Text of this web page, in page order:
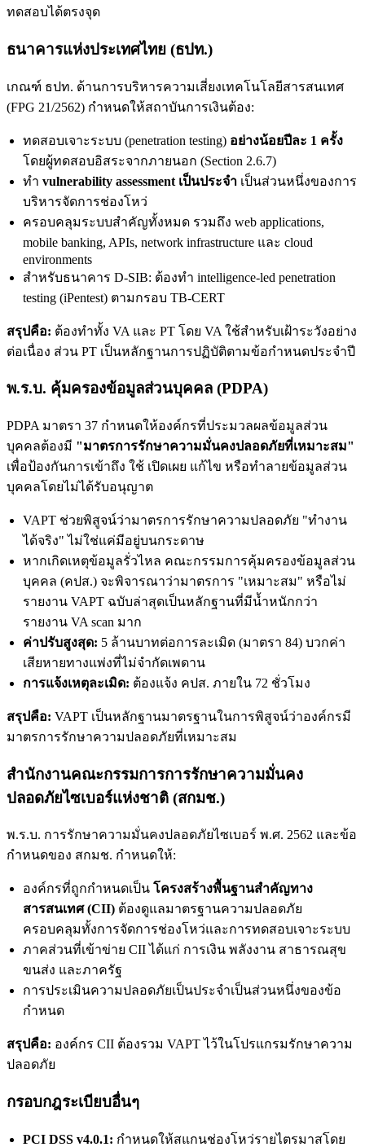
ทดสอบได้ตรงจุด
ธนาคารแห่งประเทศไทย (ธปท.)
เกณฑ์ ธปท. ด้านการบริหารความเสี่ยงเทคโนโลยีสารสนเทศ
(FPG 21/2562) กำหนดให้สถาบันการเงินต้อง:
ทดสอบเจาะระบบ (penetration testing) อย่างน้อยปีละ 1 ครั้ง
โดยผู้ทดสอบอิสระจากภายนอก (Section 2.6.7)
ทำ vulnerability assessment เป็นประจำ เป็นส่วนหนึ่งของการ
บริหารจัดการช่องโหว่
ครอบคลุมระบบสำคัญทั้งหมด รวมถึง web applications,
mobile banking, APIs, network infrastructure และ cloud
environments
สำหรับธนาคาร D-SIB: ต้องทำ intelligence-led penetration
testing (iPentest) ตามกรอบ TB-CERT
สรุปคือ: ต้องทำทั้ง VA และ PT โดย VA ใช้สำหรับเฝ้าระวังอย่าง
ต่อเนื่อง ส่วน PT เป็นหลักฐานการปฏิบัติตามข้อกำหนดประจำปี
พ.ร.บ. คุ้มครองข้อมูลส่วนบุคคล (PDPA)
PDPA มาตรา 37 กำหนดให้องค์กรที่ประมวลผลข้อมูลส่วน
บุคคลต้องมี "มาตรการรักษาความมั่นคงปลอดภัยที่เหมาะสม"
เพื่อป้องกันการเข้าถึง ใช้ เปิดเผย แก้ไข หรือทำลายข้อมูลส่วน
บุคคลโดยไม่ได้รับอนุญาต
VAPT ช่วยพิสูจน์ว่ามาตรการรักษาความปลอดภัย "ทำงาน
ได้จริง" ไม่ใช่แค่มีอยู่บนกระดาษ
หากเกิดเหตุข้อมูลรั่วไหล คณะกรรมการคุ้มครองข้อมูลส่วน
บุคคล (คปส.) จะพิจารณาว่ามาตรการ "เหมาะสม" หรือไม่
รายงาน VAPT ฉบับล่าสุดเป็นหลักฐานที่มีน้ำหนักกว่า
รายงาน VA scan มาก
ค่าปรับสูงสุด: 5 ล้านบาทต่อการละเมิด (มาตรา 84) บวกค่า
เสียหายทางแพ่งที่ไม่จำกัดเพดาน
การแจ้งเหตุละเมิด: ต้องแจ้ง คปส. ภายใน 72 ชั่วโมง
สรุปคือ: VAPT เป็นหลักฐานมาตรฐานในการพิสูจน์ว่าองค์กรมี
มาตรการรักษาความปลอดภัยที่เหมาะสม
สำนักงานคณะกรรมการการรักษาความมั่นคง
ปลอดภัยไซเบอร์แห่งชาติ (สกมช.)
พ.ร.บ. การรักษาความมั่นคงปลอดภัยไซเบอร์ พ.ศ. 2562 และข้อ
กำหนดของ สกมช. กำหนดให้:
องค์กรที่ถูกกำหนดเป็น โครงสร้างพื้นฐานสำคัญทาง
สารสนเทศ (CII) ต้องดูแลมาตรฐานความปลอดภัย
ครอบคลุมทั้งการจัดการช่องโหว่และการทดสอบเจาะระบบ
ภาคส่วนที่เข้าข่าย CII ได้แก่ การเงิน พลังงาน สาธารณสุข
ขนส่ง และภาครัฐ
การประเมินความปลอดภัยเป็นประจำเป็นส่วนหนึ่งของข้อ
กำหนด
สรุปคือ: องค์กร CII ต้องรวม VAPT ไว้ในโปรแกรมรักษาความ
ปลอดภัย
กรอบกฎระเบียบอื่นๆ
PCI DSS v4.0.1: กำหนดให้สแกนช่องโหว่รายไตรมาสโดย